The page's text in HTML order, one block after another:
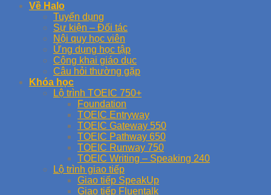
Về Halo
Tuyển dụng
Sự kiện – Đối tác
Nội quy học viên
Ứng dụng học tập
Công khai giáo dục
Câu hỏi thường gặp
Khóa học
Lộ trình TOEIC 750+
Foundation
TOEIC Entryway
TOEIC Gateway 550
TOEIC Pathway 650
TOEIC Runway 750
TOEIC Writing – Speaking 240
Lộ trình giao tiếp
Giao tiếp SpeakUp
Giao tiếp Fluentalk